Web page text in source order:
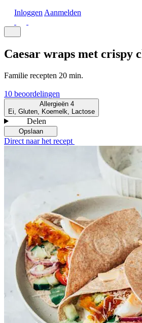
Inloggen Aanmelden
Caesar wraps met crispy
Familie recepten 20 min.
10 beoordelingen
Allergieën 4
Ei, Gluten, Koemelk, Lactose
Delen
Opslaan
Direct naar het recept